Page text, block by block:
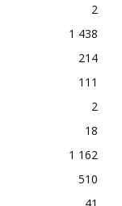
2
1 438
214
111
2
18
1 162
510
41